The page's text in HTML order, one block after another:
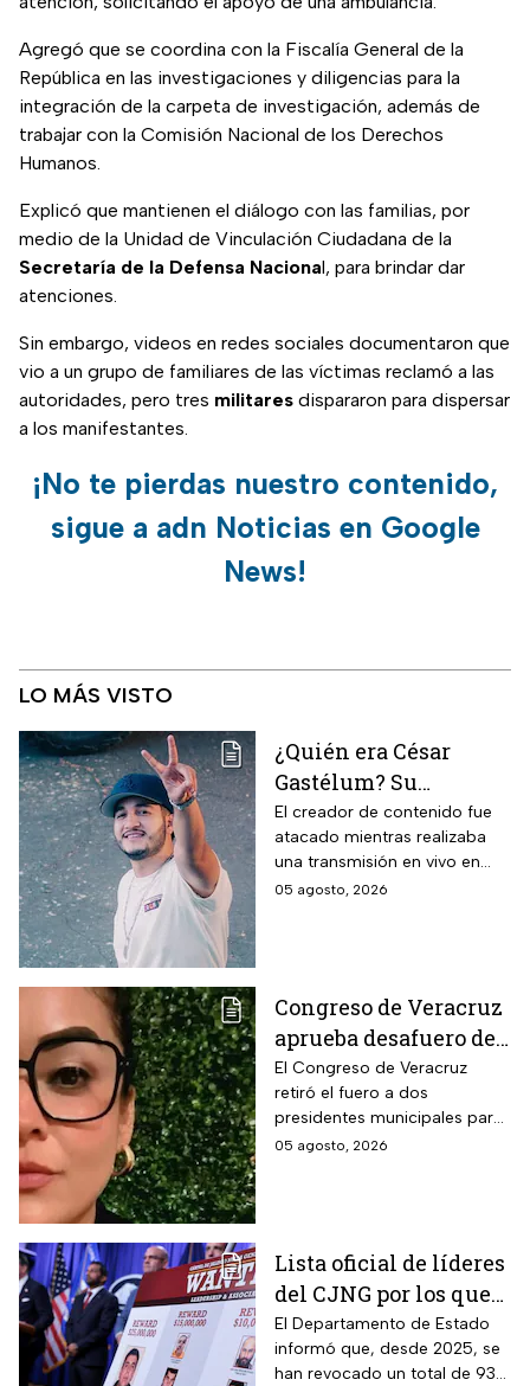
Agregó que se coordina con la Fiscalía General de la
República en las investigaciones y diligencias para la
integración de la carpeta de investigación, además de
trabajar con la Comisión Nacional de los Derechos
Humanos.
Explicó que mantienen el diálogo con las familias, por
medio de la Unidad de Vinculación Ciudadana de la
Secretaría de la Defensa Nacional, para brindar dar
atenciones.
Sin embargo, videos en redes sociales documentaron que
vio a un grupo de familiares de las víctimas reclamó a las
autoridades, pero tres militares dispararon para dispersar
a los manifestantes.
¡No te pierdas nuestro contenido,
sigue a adn Noticias en Google
News!
LO MÁS VISTO
¿Quién era César
Gastélum? Su
asesinato revive la
violencia contra
influencers en
Sinaloa y la lista de
El creador de contenido fue
atacado mientras realizaba
una transmisión en vivo en
Culiacán. Su caso vuelve a
05 agosto, 2026
Congreso de Veracruz
aprueba desafuero de
alcalde ligado al caso
de la periodista
Roxana Guzmán
El Congreso de Veracruz
retiró el fuero a dos
presidentes municipales para
que continúen las
05 agosto, 2026
Lista oficial de líderes
del CJNG por los que
EUA ofrece millonaria
recompensa
El Departamento de Estado
informó que, desde 2025, se
han revocado un total de 93